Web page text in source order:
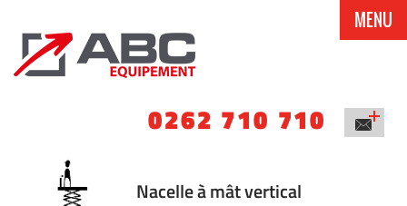
0262 710 710
MENU
Nacelle à mât vertical